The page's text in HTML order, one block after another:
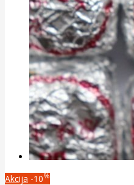
Akcija -10%